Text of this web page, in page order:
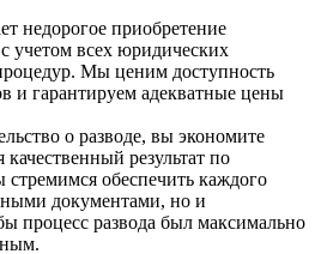
недорогое приобретение
с учетом всех юридических
Мы ценим доступность
и гарантируем адекватные цены
о разводе, вы экономите
результат по
обеспечить каждого
документами, но и
процесс развода был максимально